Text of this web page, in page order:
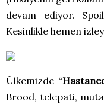
devam ediyor.
Kesinlikle hemen
Ülkemizde “
Brood, telepati,